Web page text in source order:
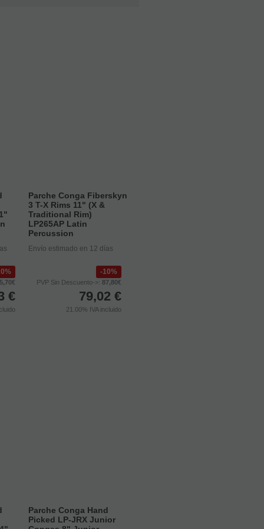
€
Parche Conga Fiberskyn
3 T-X Rims 11" (X &
Traditional Rim)
LP265AP Latin
Percussion
Envío estimado en 12 días
10%
PVP Sin Descuento->: 87,80€
79,02 €
21.00% IVA incluido
Parche Conga Hand
Picked LP-JRX Junior